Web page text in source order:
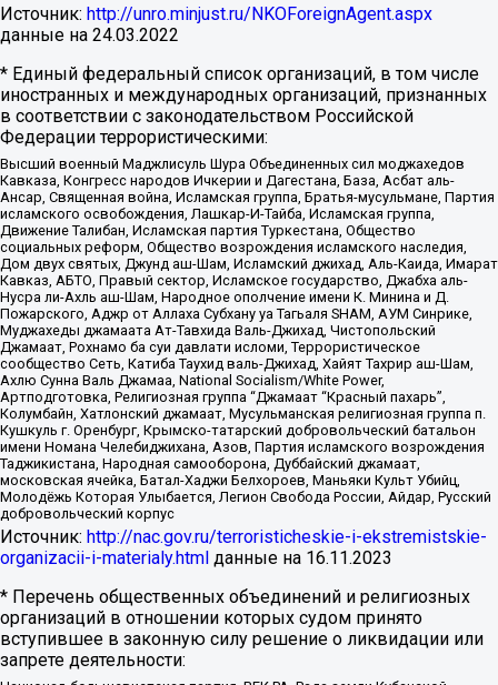
Источник: http://unro.minjust.ru/NKOForeignAgent.aspx
данные на 24.03.2022
* Единый федеральный список организаций, в том числе
иностранных и международных организаций, признанных
в соответствии с законодательством Российской
Федерации террористическими:
Высший военный Маджлисуль Шура Объединенных сил моджахедов
Кавказа, Конгресс народов Ичкерии и Дагестана, База, Асбат аль-
Ансар, Священная война, Исламская группа, Братья-мусульмане, Партия
исламского освобождения, Лашкар-И-Тайба, Исламская группа,
Движение Талибан, Исламская партия Туркестана, Общество
социальных реформ, Общество возрождения исламского наследия,
Дом двух святых, Джунд аш-Шам, Исламский джихад, Аль-Каида, Имарат
Кавказ, АБТО, Правый сектор, Исламское государство, Джабха аль-
Нусра ли-Ахль аш-Шам, Народное ополчение имени К. Минина и Д.
Пожарского, Аджр от Аллаха Субхану уа Тагьаля SHAM, АУМ Синрике,
Муджахеды джамаата Ат-Тавхида Валь-Джихад, Чистопольский
Джамаат, Рохнамо ба суи давлати исломи, Террористическое
сообщество Сеть, Катиба Таухид валь-Джихад, Хайят Тахрир аш-Шам,
Ахлю Сунна Валь Джамаа, National Socialism/White Power,
Артподготовка, Религиозная группа “Джамаат “Красный пахарь”,
Колумбайн, Хатлонский джамаат, Мусульманская религиозная группа п.
Кушкуль г. Оренбург, Крымско-татарский добровольческий батальон
имени Номана Челебиджихана, Азов, Партия исламского возрождения
Таджикистана, Народная самооборона, Дуббайский джамаат,
московская ячейка, Батал-Хаджи Белхороев, Маньяки Культ Убийц,
Молодёжь Которая Улыбается, Легион Свобода России, Айдар, Русский
добровольческий корпус
Источник: http://nac.gov.ru/terroristicheskie-i-ekstremistskie-
organizacii-i-materialy.html данные на 16.11.2023
* Перечень общественных объединений и религиозных
организаций в отношении которых судом принято
вступившее в законную силу решение о ликвидации или
запрете деятельности: